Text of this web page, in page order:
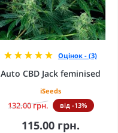
Оцінок - (3)
Auto CBD Jack feminised
iSeeds
132.00 грн. від -13%
115.00 грн.